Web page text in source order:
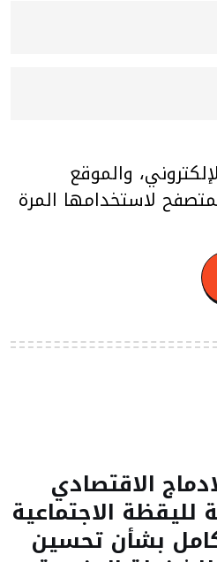
والموقع
لاستخدامها المرة
الاقتصادي
الاجتماعية
بشأن تحسين